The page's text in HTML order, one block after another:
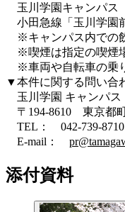
玉川学園キャンパス
小田急線「玉川学園
※キャンパス内での
※喫煙は指定の喫煙
※車両や自転車の乗
▼本件に関する問い合
玉川学園 キャンパス
〒194‐8610 東京都町
TEL： 042‐739‐8710
E-mail：
添付資料